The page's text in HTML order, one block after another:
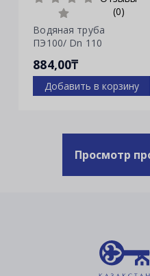
(0)
Водяная труба
ПЭ100/ Dn 110
884,00₸
Добавить в корзину
Просмотр